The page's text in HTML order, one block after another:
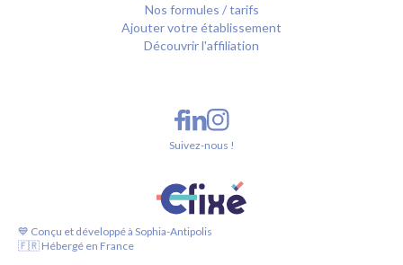
Nos formules / tarifs
Ajouter votre établissement
Découvrir l'affiliation
💙 Conçu et développé à Sophia-Antipolis
🇫🇷 Hébergé en France
Suivez-nous !